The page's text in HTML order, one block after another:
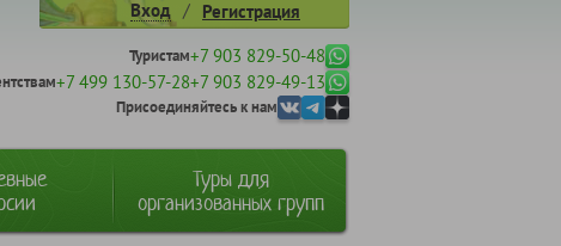
Вход / Регистрация
Туристам+7 903 829-50-48
+7 499 130-57-28+7 903 829-49-13
Присоединяйтесь к нам
Туры для
организованных групп